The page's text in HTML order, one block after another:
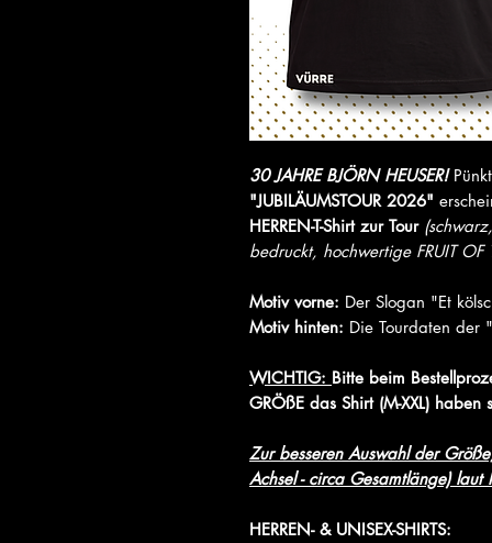
30 JAHRE BJÖRN HEUSER!
"JUBILÄUMSTOUR 2026"
HERREN-T-Shirt zur Tour
bedruckt, hochwertige FRUIT OF
Motiv vorne: Der Slogan "Et
Motiv hinten: Die Tourdaten der
WICHTIG: Bitte beim
GRÖßE das Shirt (M-XXL) haben
Zur besseren Auswahl der
Achsel - circa Gesamtlänge) laut
HERREN- & UNISEX-SHIRTS: